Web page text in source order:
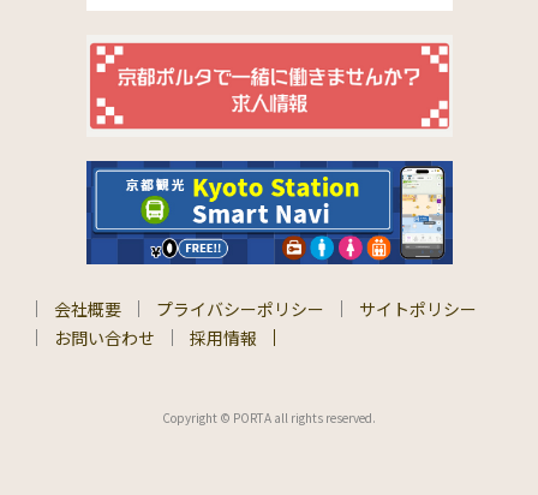
会社概要 プライバシーポリシー
サイトポリシー
お問い合わせ
採用情報
Copyright © PORTA all rights reserved.